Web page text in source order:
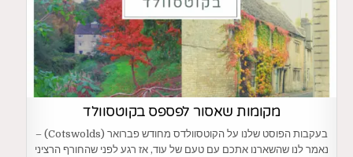
מקומות שאסור לפספס בקוטסוולד
בעקבות הפוסט שלנו על הקוטסוולדס מחודש פברואר (Cotswolds) –
נאמר לנו שהשארנו אתכם עם טעם של עוד, אז רגע לפני שהחורף הרציני